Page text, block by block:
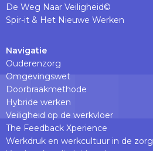
De Weg Naar Veiligheid©
Spir-it & Het Nieuwe Werken
Navigatie
Ouderenzorg
Omgevingswet
Doorbraakmethode
Hybride werken
Veiligheid op de werkvloer
The Feedback Xperience
Werkdruk en werkcultuur in de zorg